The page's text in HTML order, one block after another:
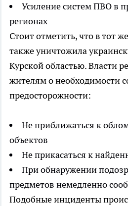
Усиление систем ПВО в
регионах
Стоит отметить, что в тот
также уничтожила
Курской областью. Власти
жителям о необходимости
предосторожности:
Не приближаться к
объектов
Не прикасаться к
При обнаружении
предметов немедленно
Подобные инциденты